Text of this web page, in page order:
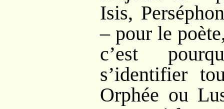
Isis,
– pour le
c’est
s’identifier
Orphée ou